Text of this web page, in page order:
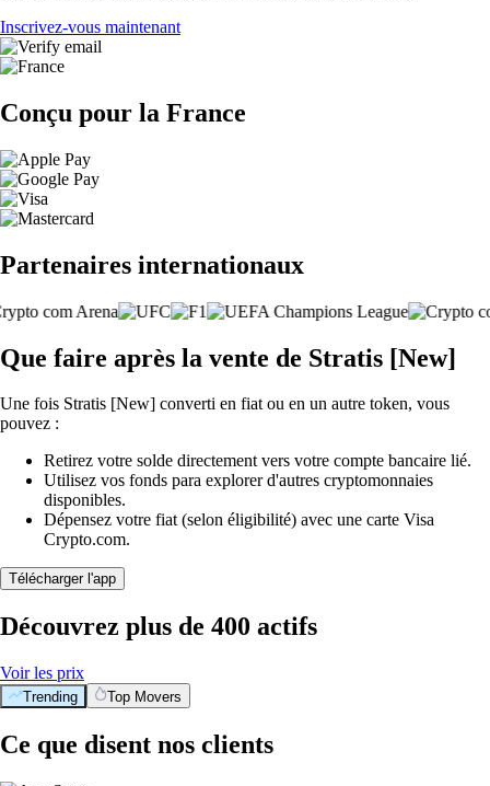
Inscrivez-vous maintenant
Conçu pour la France
Partenaires internationaux
Que faire après la vente de Stratis [New]
Une fois Stratis [New] converti en fiat ou en un autre token, vous
pouvez :
Retirez votre solde directement vers votre compte bancaire lié.
Utilisez vos fonds para explorer d'autres cryptomonnaies
disponibles.
Dépensez votre fiat (selon éligibilité) avec une carte Visa
Crypto.com.
Télécharger l'app
Découvrez plus de 400 actifs
Voir les prix
Trending Top Movers
Ce que disent nos clients